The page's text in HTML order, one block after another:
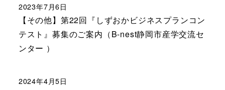
【その他】第22回『しずおかビジネスプランコン
テスト』募集のご案内（B-nest静岡市産学交流セ
ンター ）
2023年7月6日
2024年4月5日